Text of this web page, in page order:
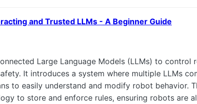
and Trusted LLMs - A Beginner Guide
Large Language Models (LLMs) to control
It introduces a system where multiple LLMs
to easily understand and modify robot behavior.
to store and enforce rules, ensuring robots are